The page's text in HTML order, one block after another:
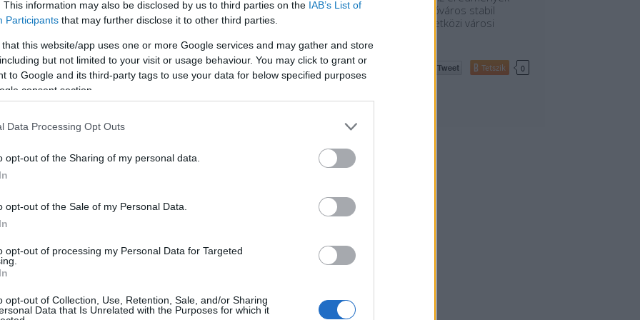
This information may also be disclosed by us to third parties on the IAB’s List of
Participants that may further disclose it to other third parties.
that this website/app uses one or more Google services and may gather and store
but not limited to your visit or usage behaviour. You may click to grant or
to Google and its third-party tags to use your data for below specified purposes
consent section.
Data Processing Opt Outs
opt-out of the Sharing of my personal data.
opt-out of the Sale of my Personal Data.
opt-out of processing my Personal Data for Targeted
opt-out of Collection, Use, Retention, Sale, and/or Sharing
Data that Is Unrelated with the Purposes for which it
elmúlt hetekben egyre több találgatás látott
napvilágot arról, hogy Burnham esetleg
fontolgatja a pártvezető, Keir Starmer
kihívását. Mivel a…
Tetszik 0
rámutatnak, hogy bár a főváros stabil
pozíciót szerzett a nemzetközi városi
Tetszik 0
Reaktor Alapítvány –